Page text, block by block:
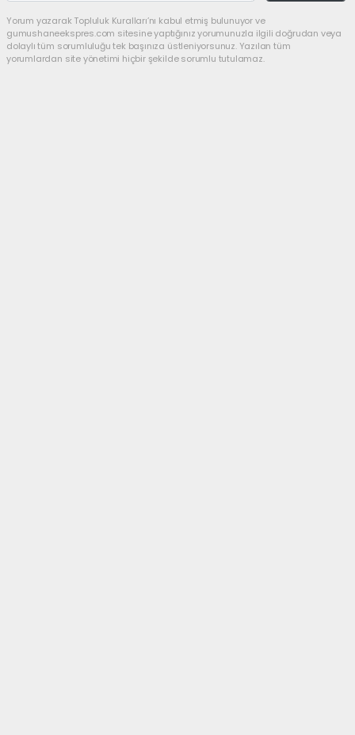
Yorum yazarak Topluluk Kuralları’nı kabul etmiş bulunuyor ve
gumushaneekspres.com sitesine yaptığınız yorumunuzla ilgili doğrudan veya
dolaylı tüm sorumluluğu tek başınıza üstleniyorsunuz. Yazılan tüm
yorumlardan site yönetimi hiçbir şekilde sorumlu tutulamaz.